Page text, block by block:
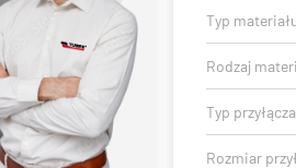
Typ
Rodzaj
Typ przyłącza
Rozmiar